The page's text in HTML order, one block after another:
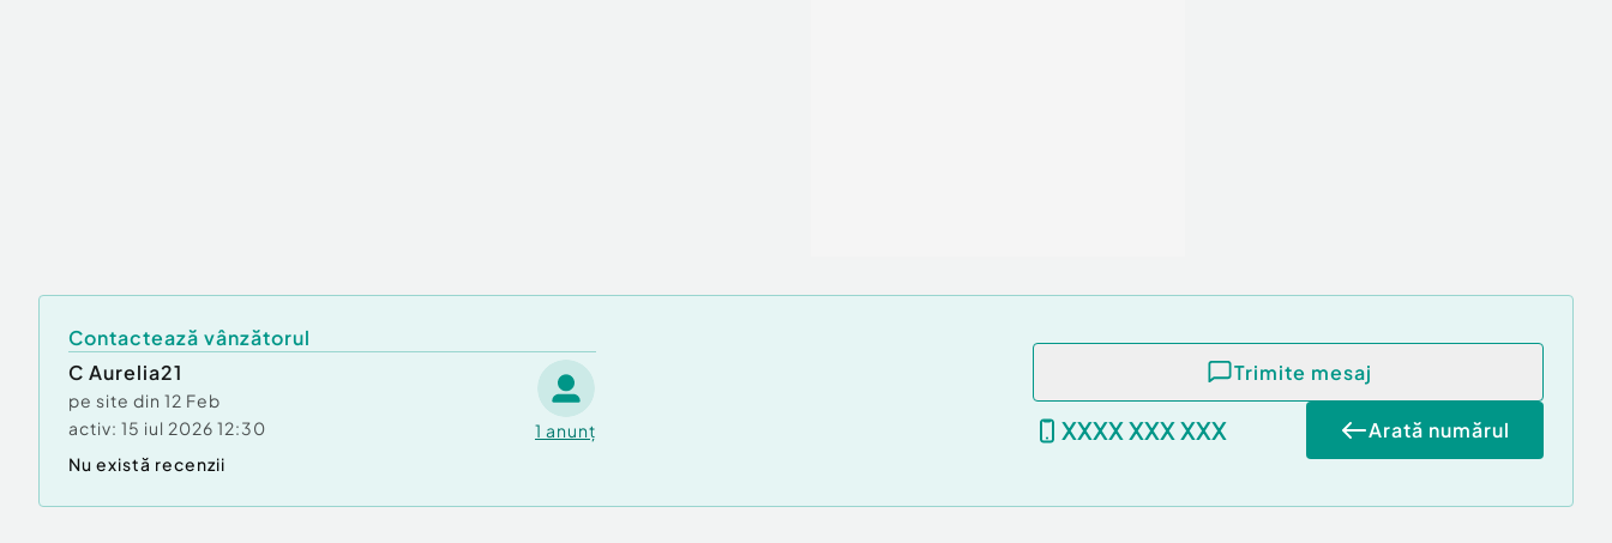
Contactează vânzătorul
C Aurelia21
pe site din 12 Feb
activ: 15 iul 2026 12:30 1 anunț
Nu există recenzii
Trimite mesaj
XXXX XXX XXX Arată numărul